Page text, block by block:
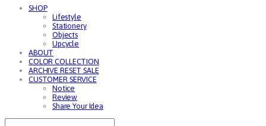
SHOP
Lifestyle
Stationery
Objects
Upcycle
ABOUT
COLOR COLLECTION
ARCHIVE RESET SALE
CUSTOMER SERVICE
Notice
Review
Share Your Idea